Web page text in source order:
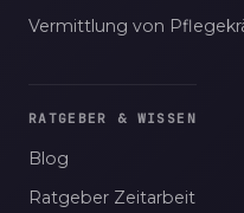
Vermittlung von
RATGEBER & WISSEN
Blog
Ratgeber Zeitarbeit